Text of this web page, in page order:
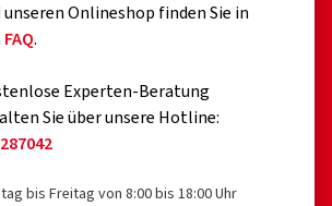
unseren Onlineshop finden Sie in
FAQ.
Experten-Beratung
Sie über unsere Hotline:
bis Freitag von 8:00 bis 18:00 Uhr